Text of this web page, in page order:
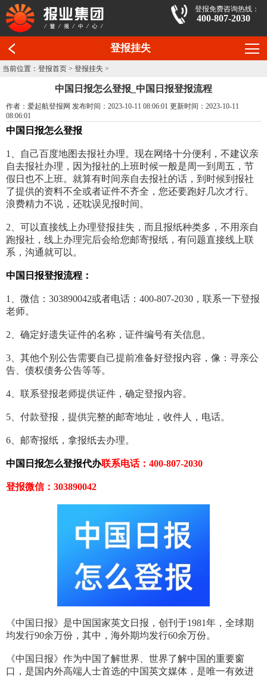
登报免费咨询热线：
400-807-2030
登报挂失
当前位置：登报首页 >登报挂失 >
中国日报怎么登报_中国日报登报流程
作者：爱起航登报网 发布时间：2023-10-11 08:06:01 更新时间：2023-10-11
08:06:01
中国日报怎么登报
1、自己百度地图去报社办理。现在网络十分便利，不建议亲
自去报社办理，因为报社的上班时候一般是周一到周五，节
假日也不上班。就算有时间亲自去报社的话，到时候到报社
了提供的资料不全或者证件不齐全，您还要跑好几次才行。
浪费精力不说，还耽误见报时间。
2、可以直接线上办理登报挂失，而且报纸种类多，不用亲自
跑报社，线上办理完后会给您邮寄报纸，有问题直接线上联
系，沟通就可以。
中国日报登报流程：
1、微信：303890042或者电话：400-807-2030，联系一下登报
老师。
2、确定好遗失证件的名称，证件编号有关信息。
3、其他个别公告需要自己提前准备好登报内容，像：寻亲公
告、债权债务公告等等。
4、联系登报老师提供证件，确定登报内容。
5、付款登报，提供完整的邮寄地址，收件人，电话。
6、邮寄报纸，拿报纸去办理。
中国日报怎么登报代办联系电话：400-807-2030
登报微信：303890042
《中国日报》是中国国家英文日报，创刊于1981年，全球期
均发行90余万份，其中，海外期均发行60余万份。
《中国日报》作为中国了解世界、世界了解中国的重要窗
口，是国内外高端人士首选的中国英文媒体，是唯一有效进